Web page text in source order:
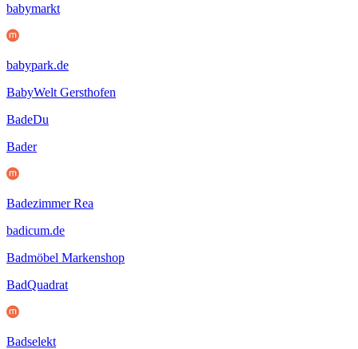
babymarkt
babypark.de
BabyWelt Gersthofen
BadeDu
Bader
Badezimmer Rea
badicum.de
Badmöbel Markenshop
BadQuadrat
Badselekt